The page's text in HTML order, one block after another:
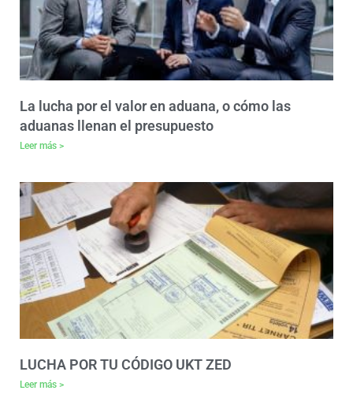
La lucha por el valor en aduana, o cómo las
aduanas llenan el presupuesto
Leer más >
LUCHA POR TU CÓDIGO UKT ZED
Leer más >